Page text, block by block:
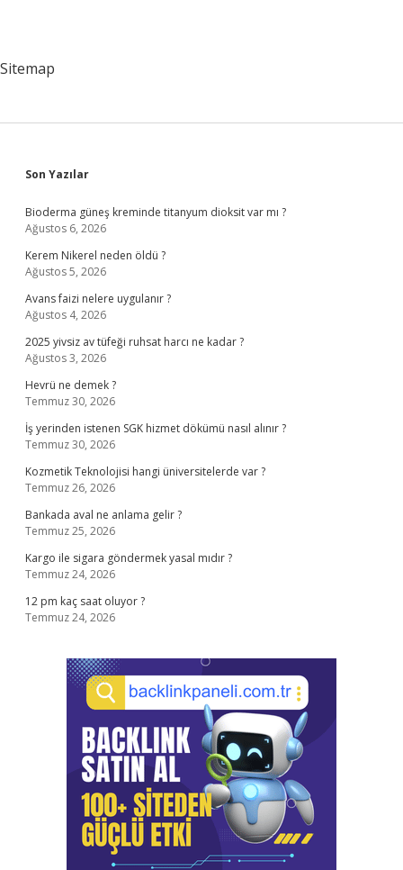
Sitemap
Sidebar
Son Yazılar
Bioderma güneş kreminde titanyum dioksit var mı ?
Ağustos 6, 2026
Kerem Nikerel neden öldü ?
Ağustos 5, 2026
Avans faizi nelere uygulanır ?
Ağustos 4, 2026
2025 yivsiz av tüfeği ruhsat harcı ne kadar ?
Ağustos 3, 2026
Hevrü ne demek ?
Temmuz 30, 2026
İş yerinden istenen SGK hizmet dökümü nasıl alınır ?
Temmuz 30, 2026
Kozmetik Teknolojisi hangi üniversitelerde var ?
Temmuz 26, 2026
Bankada aval ne anlama gelir ?
Temmuz 25, 2026
Kargo ile sigara göndermek yasal mıdır ?
Temmuz 24, 2026
12 pm kaç saat oluyor ?
Temmuz 24, 2026